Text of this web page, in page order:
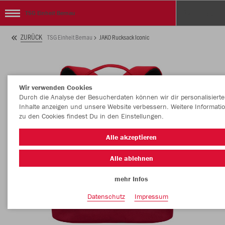
TSG Einheit Bernau
ZURÜCK TSG Einheit Bernau JAKO Rucksack Iconic
Wir verwenden Cookies
Durch die Analyse der Besucherdaten können wir dir personalisierte
Inhalte anzeigen und unsere Website verbessern. Weitere
zu den Cookies findest Du in den Einstellungen.
Alle akzeptieren
Alle ablehnen
mehr Infos
Datenschutz
Impressum